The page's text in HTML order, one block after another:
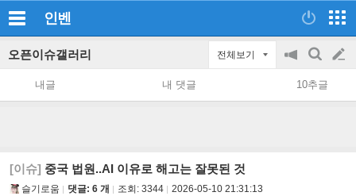
인벤
오픈이슈갤러리 전체보기
공
지
on/off
검
색
글
쓰
내글 내 댓글 10추글
[이슈] 중국 법원..AI 이유로 해고는 잘못된 것
슬기로움 댓글: 6 개 조회: 3344 2026-05-10 21:31:13